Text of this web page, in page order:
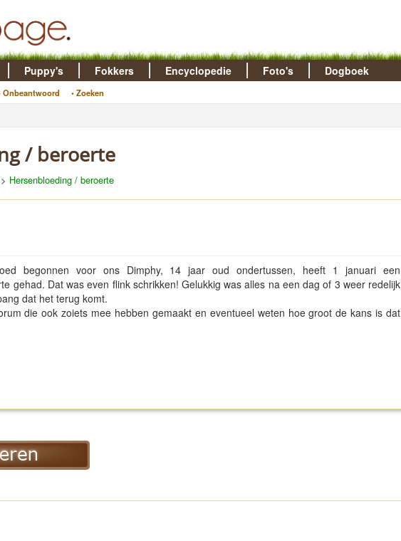
Onbeantwoord • Zoeken
Puppy's Fokkers Encyclopedie Foto's Dogboek
/ beroerte
> Hersenbloeding / beroerte
begonnen voor ons Dimphy, 14 jaar oud ondertussen, heeft 1 januari een
gehad. Dat was even flink schrikken! Gelukkig was alles na een dag of 3 weer redelijk
dat het terug komt.
die ook zoiets mee hebben gemaakt en eventueel weten hoe groot de kans is dat